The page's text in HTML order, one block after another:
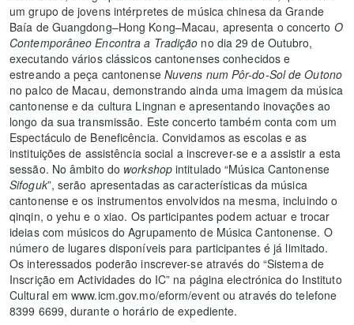
um grupo de jovens intérpretes de música chinesa da Grande
Baía de Guangdong–Hong Kong–Macau, apresenta o concerto O
Contemporâneo Encontra a Tradição no dia 29 de Outubro,
executando vários clássicos cantonenses conhecidos e
estreando a peça cantonense Nuvens num Pôr-do-Sol de Outono
no palco de Macau, demonstrando ainda uma imagem da música
cantonense e da cultura Lingnan e apresentando inovações ao
longo da sua transmissão. Este concerto também conta com um
Espectáculo de Beneficência. Convidamos as escolas e as
instituições de assistência social a inscrever-se e a assistir a esta
sessão. No âmbito do workshopintitulado “Música Cantonense
Sifoguk”, serão apresentadas as características da música
cantonense e os instrumentos envolvidos na mesma, incluindo o
qinqin, o yehu e o xiao. Os participantes podem actuar e trocar
ideias com músicos do Agrupamento de Música Cantonense. O
número de lugares disponíveis para participantes é já limitado.
Os interessados poderão inscrever-se através do “Sistema de
Inscrição em Actividades do IC” na página electrónica do Instituto
Cultural em www.icm.gov.mo/eform/event ou através do telefone
8399 6699, durante o horário de expediente.